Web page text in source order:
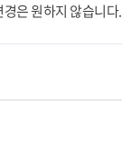
은 원하지 않습니다.